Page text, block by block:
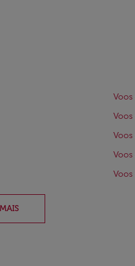
Voos
Voos
Voos
Voos
Voos